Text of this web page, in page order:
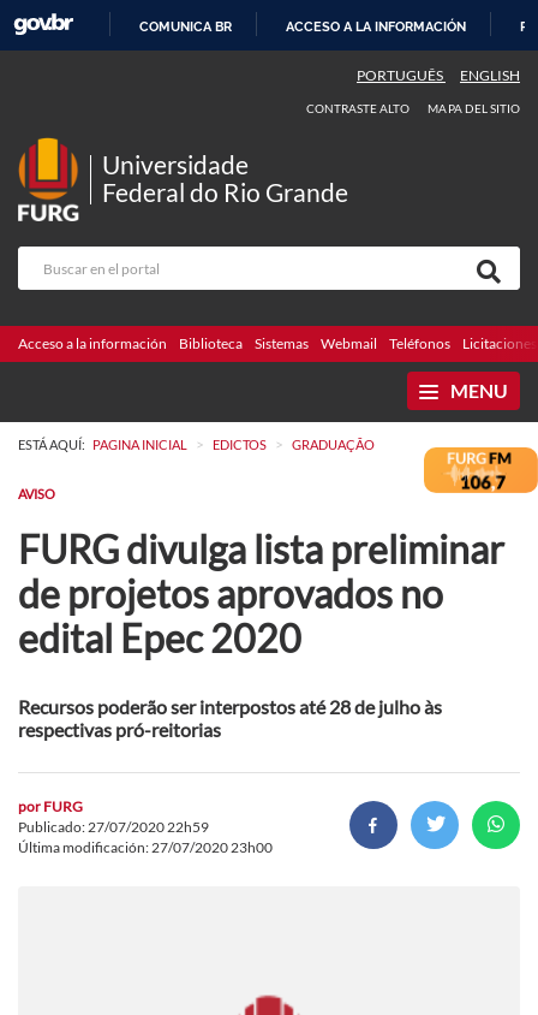
CONTENIDO
COMUNICA BR ACCESO A LA INFORMACIÓN
PORTUGUÊS ENGLISH
CONTRASTE ALTO MAPA DEL SITIO
Universidade
Federal do Rio Grande
Acceso a la información Biblioteca Sistemas Webmail Teléfonos Licitaciones
MENU
ESTÁ AQUÍ: PAGINA INICIAL > EDICTOS > GRADUAÇÃO
AVISO
FURG divulga lista preliminar
de projetos aprovados no
edital Epec 2020
Recursos poderão ser interpostos até 28 de julho às
respectivas pró-reitorias
por FURG
Publicado: 27/07/2020 22h59
Última modificación: 27/07/2020 23h00